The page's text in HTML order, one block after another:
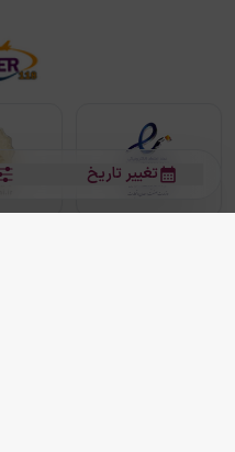
تغییر تاریخ